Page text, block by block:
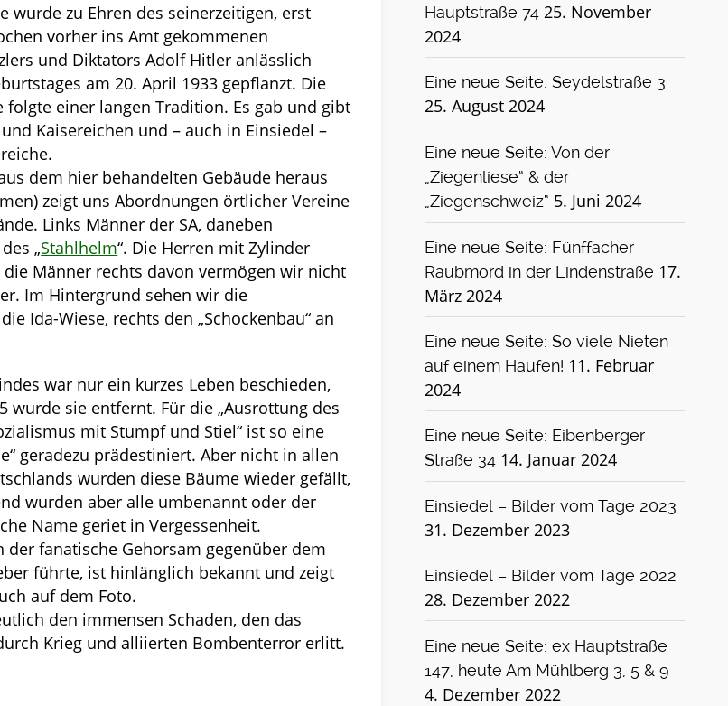
wurde zu Ehren des seinerzeitigen, erst
vorher ins Amt gekommenen
und Diktators Adolf Hitler anlässlich
am 20. April 1933 gepflanzt. Die
folgte einer langen Tradition. Es gab und gibt
Kaiser­eichen und – auch in Einsiedel –
dem hier behandelten Gebäude heraus
zeigt uns Abordnungen örtlicher Vereine
Links Männer der SA, daneben
„Stahlhelm“. Die Herren mit Zylinder
Männer rechts davon vermögen wir nicht
Im Hintergrund sehen wir die
Ida-Wiese, rechts den „Schockenbau“ an
war nur ein kurzes Leben beschieden,
wurde sie entfernt. Für die „Ausrottung des
mit Stumpf und Stiel“ ist so eine
geradezu prädestiniert. Aber nicht in allen
wurden diese Bäume wieder gefällt,
wurden aber alle umbenannt oder der
Name geriet in Vergessenheit.
der fanatische Gehorsam gegenüber dem
führte, ist hinlänglich bekannt und zeigt
auf dem Foto.
den immensen Schaden, den das
Krieg und alliierten Bombenterror erlitt.
Hauptstraße 74 25. November
2024
Eine neue Seite: Seydelstraße 3
25. August 2024
Eine neue Seite: Von der
„Ziegenliese“ & der
„Ziegenschweiz“ 5. Juni 2024
Eine neue Seite: Fünffacher
Raubmord in der Lindenstraße 17.
März 2024
Eine neue Seite: So viele Nieten
auf einem Haufen! 11. Februar
2024
Eine neue Seite: Eibenberger
Straße 34 14. Januar 2024
Einsiedel – Bilder vom Tage 2023
31. Dezember 2023
Einsiedel – Bilder vom Tage 2022
28. Dezember 2022
Eine neue Seite: ex Hauptstraße
147, heute Am Mühlberg 3, 5 & 9
4. Dezember 2022